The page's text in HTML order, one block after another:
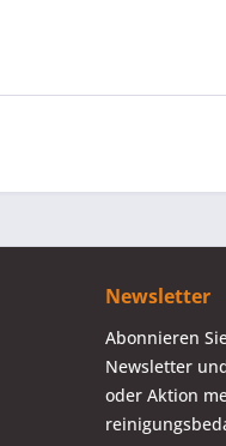
Newsletter
Abonnieren
Newsletter
oder Aktion